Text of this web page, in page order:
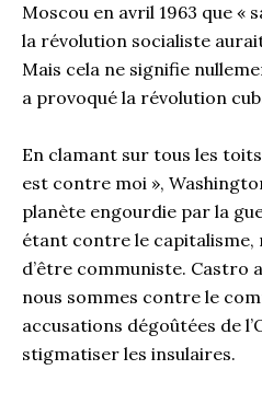
Moscou en avril 1963 que «
la révolution socialiste
Mais cela ne signifie
a provoqué la révolution
En clamant sur tous les toits
est contre moi »,
planète engourdie par la
étant contre le capitalisme,
d’être communiste. Castro
nous sommes contre le
accusations dégoûtées de
stigmatiser les insulaires.